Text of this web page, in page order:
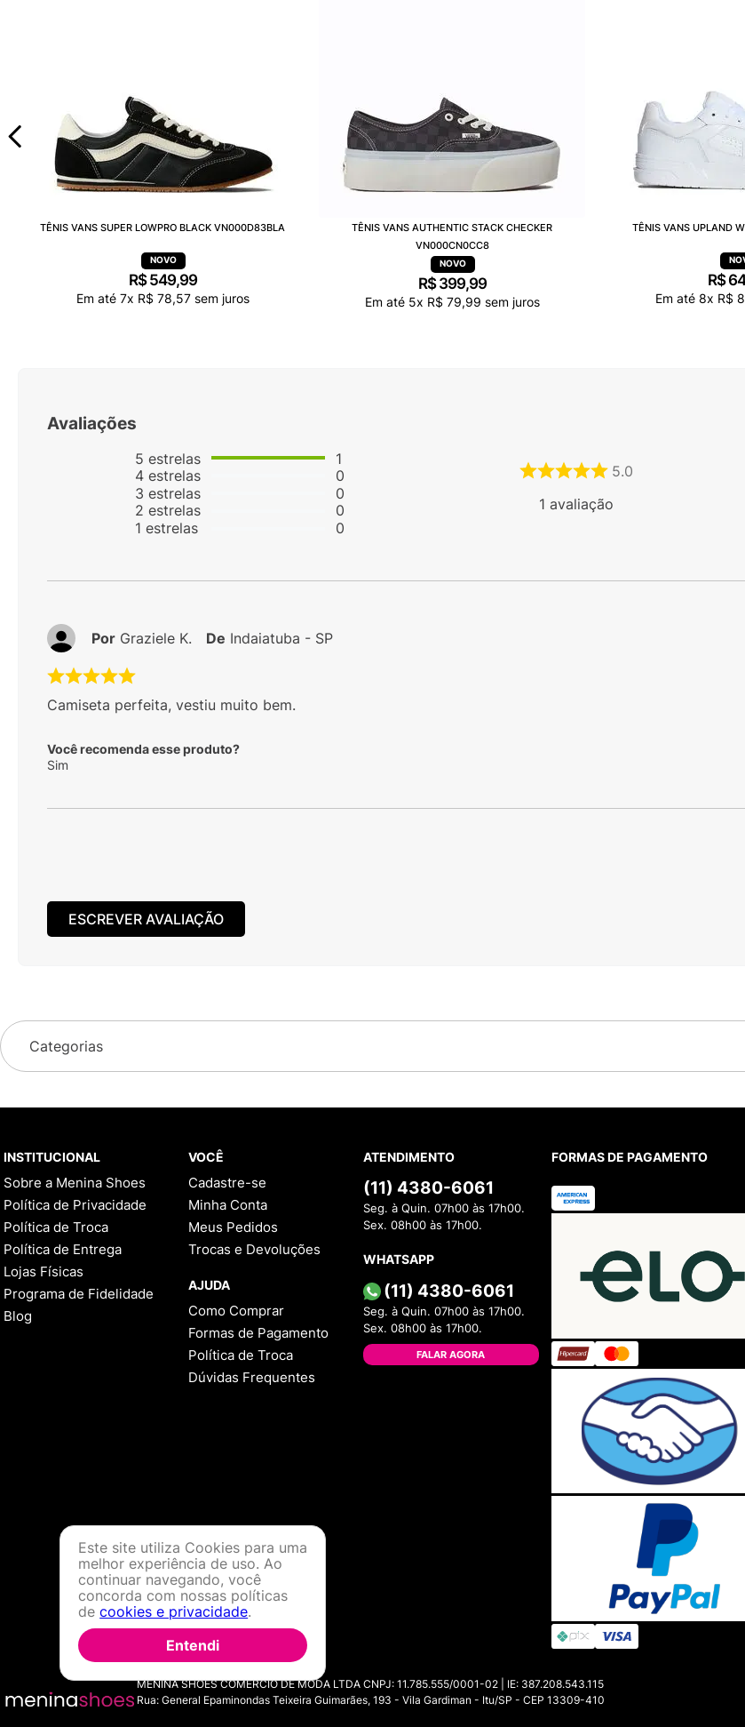
TÊNIS VANS SUPER LOWPRO BLACK VN000D83BLA
R$ 549,99
Em até 7x R$ 78,57sem juros
TÊNIS VANS AUTHENTIC STACK CHECKER
VN000CN0CC8
R$ 399,99
Em até 5x R$ 79,99 sem juros
TÊNIS VANS UPLAND
R$
Em até 8x R$
Avaliações
5 estrelas
4estrelas
3 estrelas
2 estrelas
1 estrelas
1
0
0
0
0
5.0
1 avaliação
Camiseta perfeita, vestiu muito bem.
Você recomenda esse produto?
Sim
Por Graziele K. De Indaiatuba - SP
ESCREVER AVALIAÇÃO
Categorias
INSTITUCIONAL
Sobre a Menina Shoes
Política de Privacidade
Política de Troca
Política de Entrega
Lojas Físicas
Programa de Fidelidade
Blog
VOCÊ
Cadastre-se
Minha Conta
Meus Pedidos
Trocas e Devoluções
AJUDA
Como Comprar
Formas de Pagamento
Política de Troca
Dúvidas Frequentes
ATENDIMENTO
(11) 4380-6061
Seg. à Quin. 07h00 às 17h00.
Sex. 08h00 às 17h00.
WHATSAPP
(11) 4380-6061
Seg. à Quin. 07h00 às 17h00.
Sex. 08h00 às 17h00.
FALAR AGORA
FORMAS DE PAGAMENTO
MENINA SHOES COMERCIO DE MODA LTDA CNPJ: 11.785.555/0001-02 | IE: 387.208.543.115
Rua: General Epaminondas Teixeira Guimarães, 193 - Vila Gardiman - Itu/SP - CEP 13309-410
Este site utiliza Cookies para uma
melhor experiência de uso. Ao
continuar navegando, você
concorda com nossas políticas
decookies e privacidade.
Entendi